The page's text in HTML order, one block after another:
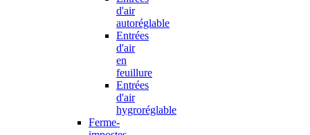
d'air
autoréglable
Entrées
d'air
en
feuillure
Entrées
d'air
hygroréglable
Ferme-